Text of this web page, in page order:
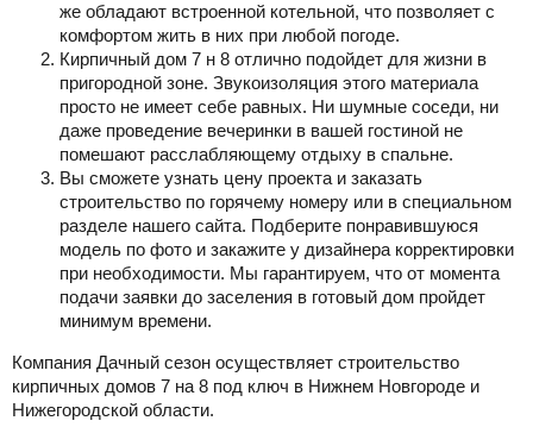
же обладают встроенной котельной, что позволяет с
комфортом жить в них при любой погоде.
Кирпичный дом 7 н 8 отлично подойдет для жизни в
пригородной зоне. Звукоизоляция этого материала
просто не имеет себе равных. Ни шумные соседи, ни
даже проведение вечеринки в вашей гостиной не
помешают расслабляющему отдыху в спальне.
Вы сможете узнать цену проекта и заказать
строительство по горячему номеру или в специальном
разделе нашего сайта. Подберите понравившуюся
модель по фото и закажите у дизайнера корректировки
при необходимости. Мы гарантируем, что от момента
подачи заявки до заселения в готовый дом пройдет
минимум времени.
Компания Дачный сезон осуществляет строительство
кирпичных домов 7 на 8 под ключ в Нижнем Новгороде и
Нижегородской области.